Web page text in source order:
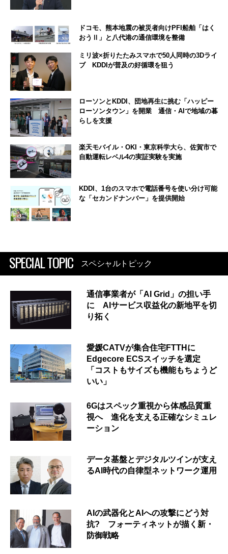
ドコモ、熊本地震の被災者向けPFI船舶「はく
おうⅡ」と八代港の通信環境を整備
ミリ波×折りたたみスマホで50人同時の3Dライ
ブ KDDIが普及の好循環を狙う
ローソンとKDDI、団地再生に挑む「ハッピー
ローソンタウン」を開業 通信・AIで地域の暮
らしを支援
楽天モバイル・OKI・東京科学大ら、佐賀市で
自動運転レベル4の実証実験を実施
KDDI、1台のスマホで電話番号を使い分け可能
な「セカンドナンバー」を提供開始
SPECIAL TOPIC スペシャルトピック
通信事業者が「AI Grid」の担い手
に AIサービス収益化の新地平を切
り拓く
愛媛CATVが集合住宅FTTHに
Edgecore ECSスイッチを選定
「コストもサイズも機能もちょうど
いい」
6Gはスペック重視から体感品質重
視へ 進化を支える正確なシミュレ
ーション
データ基盤とデジタルツインが支え
るAI時代の自律型ネットワーク運用
AIの武器化とAIへの攻撃にどう対
抗? フォーティネットが描く新・
防御戦略